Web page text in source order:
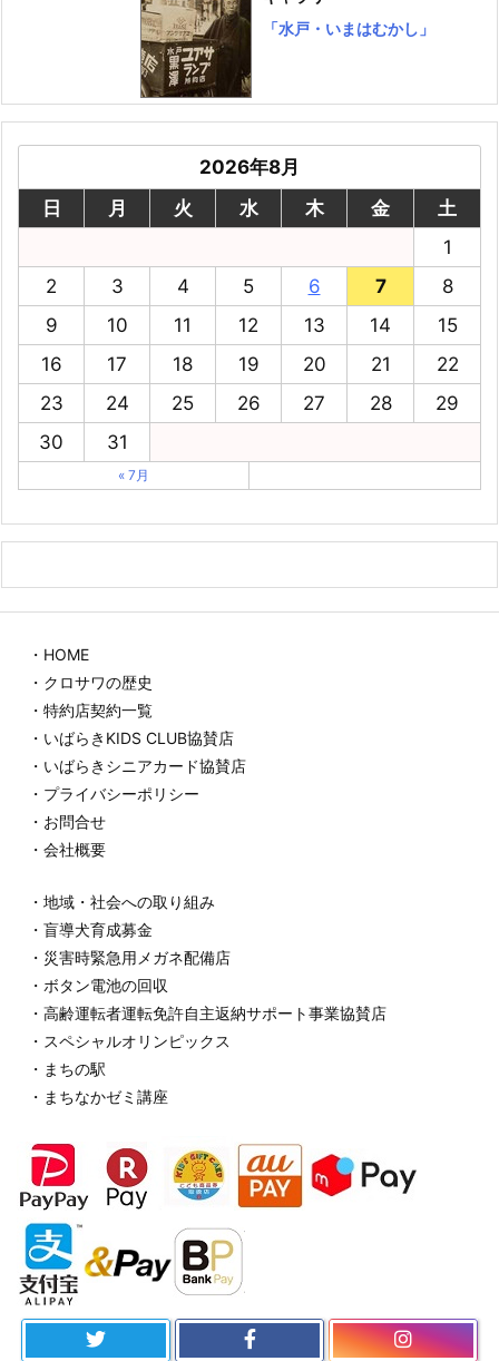
「水戸・いまはむかし」
2026年8月
日
月 火 水 木 金
土
1
2
3 4 5 6 7
8
9
10 11 12 13 14
15
16
17 18 19 20 21
22
23
24 25 26 27 28
29
30
31
« 7月
・HOME
・クロサワの歴史
・特約店契約一覧
・いばらきKIDS CLUB協賛店
・いばらきシニアカード協賛店
・プライバシーポリシー
・お問合せ
・会社概要
・地域・社会への取り組み
・盲導犬育成募金
・災害時緊急用メガネ配備店
・ボタン電池の回収
・高齢運転者運転免許自主返納サポート事業協賛店
・スペシャルオリンピックス
・まちの駅
・まちなかゼミ講座